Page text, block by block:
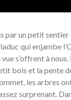
par un petit sentier
qui enjambe
s’offrent à nous.
bois et la pente
les arbres
surprenant.